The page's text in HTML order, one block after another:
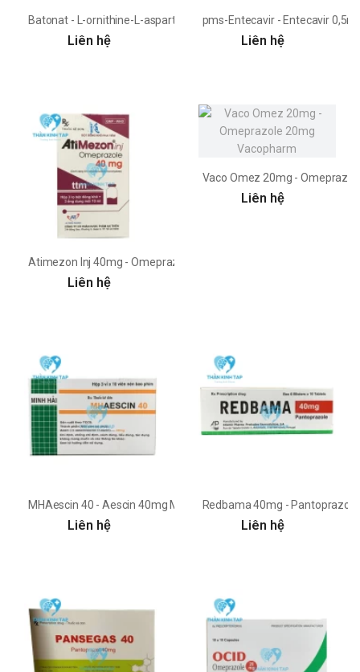
Batonat - L-ornithine-L-aspartate 400mg Phil Inter
Liên hệ
pms-Entecavir - Entecavir
Liên hệ
Atimezon Inj 40mg - Omeprazole 40mg tiêm An thiên
Liên hệ
Vaco Omez 20mg -
Liên hệ
MHAescin 40 - Aescin 40mg Mipharmco
Liên hệ
Redbama 40mg -
Liên hệ